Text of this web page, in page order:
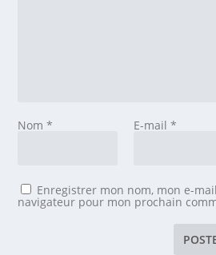
Nom* E-mail *
Enregistrer mon nom, mon e-
navigateur pour mon prochain